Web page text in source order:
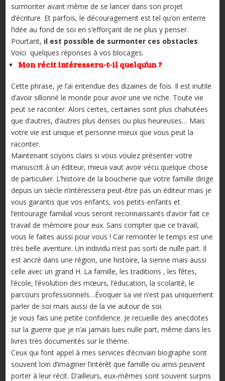
surmonter avant même de se lancer dans son projet
d’écriture. Et parfois, le découragement est tel qu’on enterre
l’idée au fond de soi en s’efforçant de ne plus y penser.
Pourtant, il est possible de surmonter ces obstacles.
Voici quelques réponses à vos blocages.
Mon récit intéressera-t-il quelqu’un ?
Cette phrase, je l’ai entendue des dizaines de fois. Il est inutile
d’avoir sillonné le monde pour avoir une vie riche. Toute vie
peut se raconter. Alors certes, certaines sont plus chahutées
que d’autres, d’autres plus denses ou plus heureuses… Mais
votre vie est unique et personne mieux que vous peut la
raconter.
Maintenant soyons clairs si vous voulez présenter votre
manuscrit à un éditeur, mieux vaut avoir vécu quelque chose
de particulier. L’histoire de la boucherie que votre famille dirige
depuis un siècle n’intéressera peut-être pas un éditeur mais je
vous garantis que vos enfants, vos petits-enfants et
l’entourage familial vous seront reconnaissants d’avoir fait ce
travail de mémoire pour eux. Sans compter que ce travail,
vous le faites aussi pour vous ! Car remonter le temps est une
très belle aventure. Un individu n’est pas sorti de nulle part. Il
est ancré dans une région, une histoire, la sienne mais aussi
celle avec un grand H. La famille, les traditions , les fêtes,
l’école, l’évolution des mœurs, l’éducation, la scolarité, le
parcours professionnels…Évoquer sa vie n’est pas uniquement
parler de soi mais aussi de la vie autour de soi.
Je vous fais une petite confidence. Je recueille des anecdotes
sur la guerre que je n’ai jamais lues nulle part, même dans les
livres très documentés sur le thème.
Ceux qui font appel à mes services d’écrivain biographe sont
souvent loin d’imaginer l’intérêt que famille ou amis peuvent
porter à leur récit. D’ailleurs, eux-mêmes sont souvent surpris